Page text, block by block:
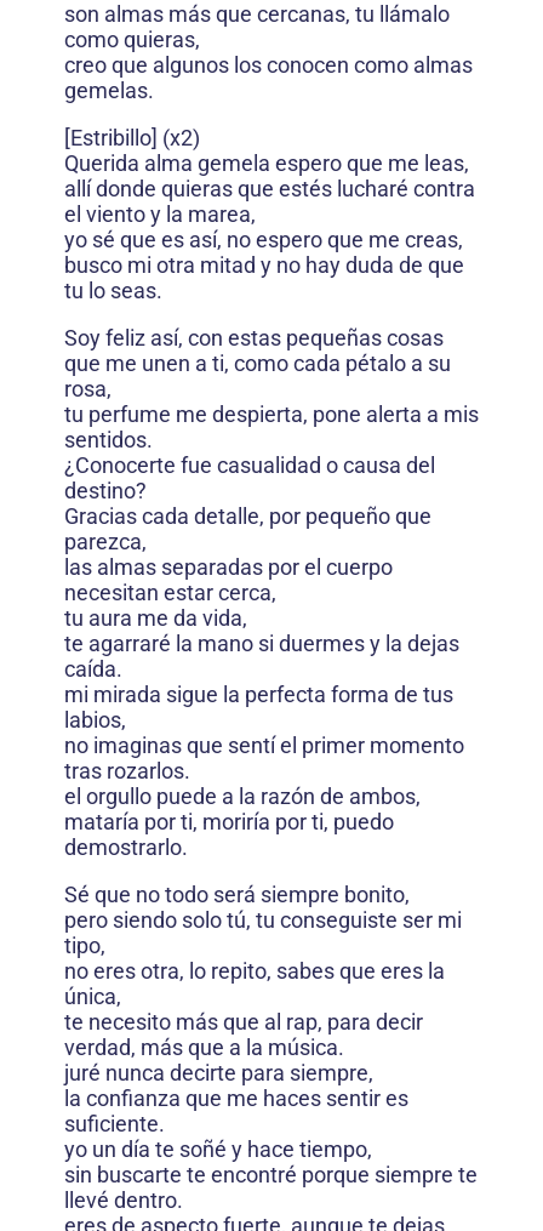
son almas más que cercanas, tu llámalo
como quieras,
creo que algunos los conocen como almas
gemelas.
[Estribillo] (x2)
Querida alma gemela espero que me leas,
allí donde quieras que estés lucharé contra
el viento y la marea,
yo sé que es así, no espero que me creas,
busco mi otra mitad y no hay duda de que
tu lo seas.
Soy feliz así, con estas pequeñas cosas
que me unen a ti, como cada pétalo a su
rosa,
tu perfume me despierta, pone alerta a mis
sentidos.
¿Conocerte fue casualidad o causa del
destino?
Gracias cada detalle, por pequeño que
parezca,
las almas separadas por el cuerpo
necesitan estar cerca,
tu aura me da vida,
te agarraré la mano si duermes y la dejas
caída.
mi mirada sigue la perfecta forma de tus
labios,
no imaginas que sentí el primer momento
tras rozarlos.
el orgullo puede a la razón de ambos,
mataría por ti, moriría por ti, puedo
demostrarlo.
Sé que no todo será siempre bonito,
pero siendo solo tú, tu conseguiste ser mi
tipo,
no eres otra, lo repito, sabes que eres la
única,
te necesito más que al rap, para decir
verdad, más que a la música.
juré nunca decirte para siempre,
la confianza que me haces sentir es
suficiente.
yo un día te soñé y hace tiempo,
sin buscarte te encontré porque siempre te
llevé dentro.
eres de aspecto fuerte, aunque te dejas